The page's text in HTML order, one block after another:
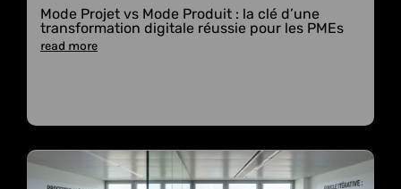
Mode Projet vs Mode Produit : la clé d’une
transformation digitale réussie pour les PMEs
read more